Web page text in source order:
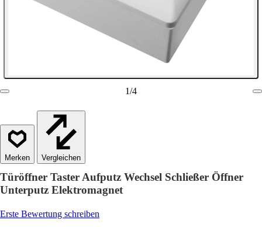
1/4
Vergleichen
Türöffner Taster Aufputz Wechsel Schließer Öffner
Unterputz Elektromagnet
Erste Bewertung schreiben